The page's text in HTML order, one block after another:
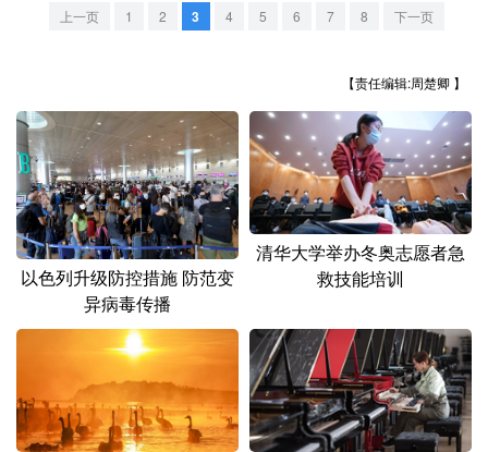
地方频道
辽宁 吉林 上海 江苏
浙江 安徽 福建 江西
山东 河南 湖北 湖南
广东 广西 海南 重庆
四川 贵州 西藏
青海 宁夏
新疆 内蒙古 黑龙江
上一页 1 2 3 4 5 6 7 8 下一页
【责任编辑:周楚卿 】
以色列升级防控措施 防范变
异病毒传播
清华大学举办冬奥志愿者急
救技能培训